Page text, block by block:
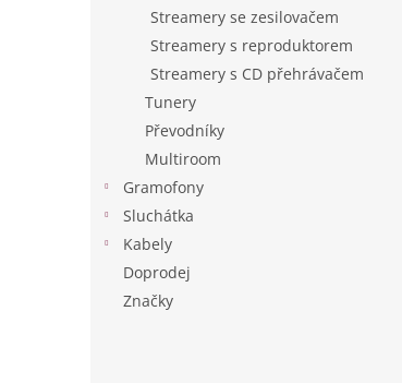
Streamery se zesilovačem
Streamery s reproduktorem
Streamery s CD přehrávačem
Tunery
Převodníky
Multiroom
Gramofony
Sluchátka
Kabely
Doprodej
Značky